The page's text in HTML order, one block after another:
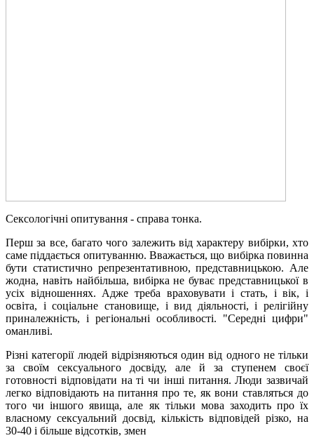
Сексологічні опитування - справа тонка.
Перш за все, багато чого залежить від характеру вибірки, хто
саме піддається опитуванню. Вважається, що вибірка повинна
бути статистично репрезентативною, представницькою. Але
жодна, навіть найбільша, вибірка не буває представницької в
усіх відношеннях. Адже треба враховувати і стать, і вік, і
освіта, і соціальне становище, і вид діяльності, і релігійну
приналежність, і регіональні особливості. "Середні цифри"
оманливі.
Різні категорії людей відрізняються один від одного не тільки
за своїм сексуального досвіду, але й за ступенем своєї
готовності відповідати на ті чи інші питання. Люди зазвичай
легко відповідають на питання про те, як вони ставляться до
того чи іншого явища, але як тільки мова заходить про їх
власному сексуальний досвід, кількість відповідей різко, на
30-40 і більше відсотків, змен